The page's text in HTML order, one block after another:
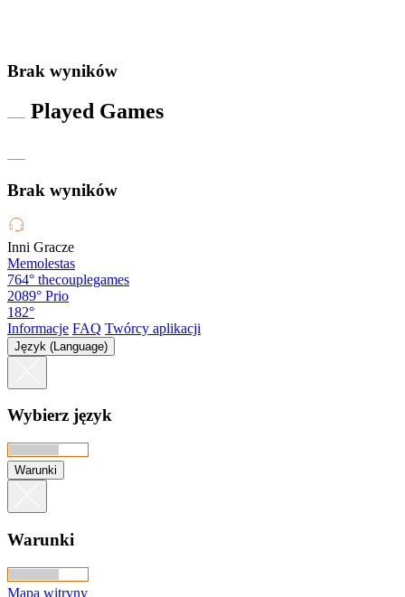
Brak wyników
Played Games
Brak wyników
Inni Gracze
Memolestas
764° thecouplegames
2089° Prio
182°
Informacje FAQ Twórcy aplikacji
Język (Language)
Wybierz język
Warunki
Warunki
Mapa witryny